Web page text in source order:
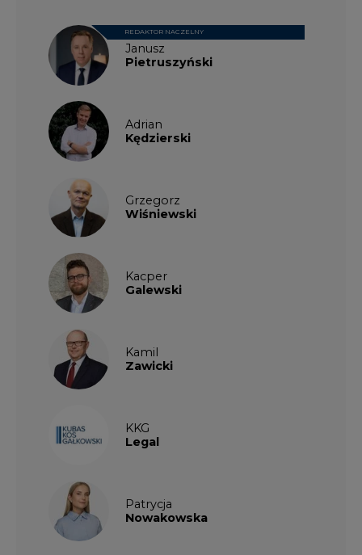
Janusz
Pietruszyński
REDAKTOR NACZELNY
Adrian
Kędzierski
Grzegorz
Wiśniewski
Kacper
Galewski
Kamil
Zawicki
KKG
Legal
Patrycja
Nowakowska